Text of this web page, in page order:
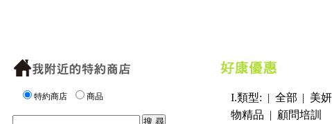
特約商店 商品 I.類型: | 全部 | 美
物精品 | 顧問培訓